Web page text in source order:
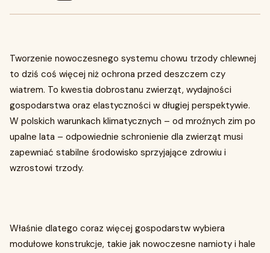
Tworzenie nowoczesnego systemu chowu trzody chlewnej
to dziś coś więcej niż ochrona przed deszczem czy
wiatrem. To kwestia dobrostanu zwierząt, wydajności
gospodarstwa oraz elastyczności w długiej perspektywie.
W polskich warunkach klimatycznych – od mroźnych zim po
upalne lata – odpowiednie schronienie dla zwierząt musi
zapewniać stabilne środowisko sprzyjające zdrowiu i
wzrostowi trzody.
Właśnie dlatego coraz więcej gospodarstw wybiera
modułowe konstrukcje, takie jak nowoczesne namioty i hale